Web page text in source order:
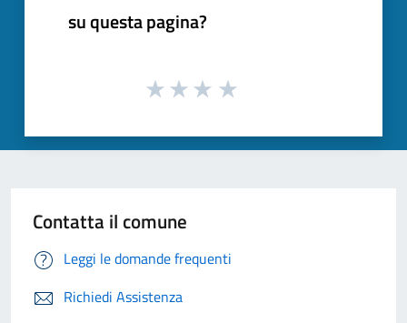
su questa pagina?
Contatta il comune
Leggi le domande frequenti
Richiedi Assistenza